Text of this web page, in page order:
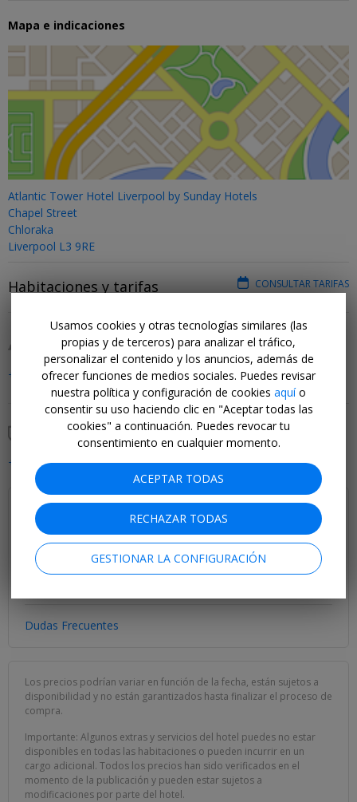
Mapa e indicaciones
Atlantic Tower Hotel Liverpool by Sunday Hotels
Chapel Street
Chloraka
Liverpool L3 9RE
Habitaciones y tarifas CONSULTAR TARIFAS
Servicios y equipamiento
+ Mostrar todo
Políticas e impuestos
+ Mostrar todo
¿Tienes alguna pregunta? ¡Te ayudamos!
+34 91 271 80 00
Escríbenos
Dudas Frecuentes
Los precios podrían variar en función de la fecha, están sujetos a
disponibilidad y no están garantizados hasta finalizar el proceso de
compra.
Importante: Algunos extras y servicios del hotel puedes no estar
disponibles en todas las habitaciones o pueden incurrir en un
cargo adicional. Todos los precios han sido verificados en el
momento de la publicación y pueden estar sujetos a
modificaciones por parte del hotel.
Usamos cookies y otras tecnologías similares (las
propias y de terceros) para analizar el tráfico,
personalizar el contenido y los anuncios, además de
ofrecer funciones de medios sociales. Puedes revisar
nuestra política y configuración de cookies aquío
consentir su uso haciendo clic en "Aceptar todas las
cookies" a continuación. Puedes revocar tu
consentimiento en cualquier momento.
ACEPTAR TODAS
RECHAZAR TODAS
GESTIONAR LA CONFIGURACIÓN